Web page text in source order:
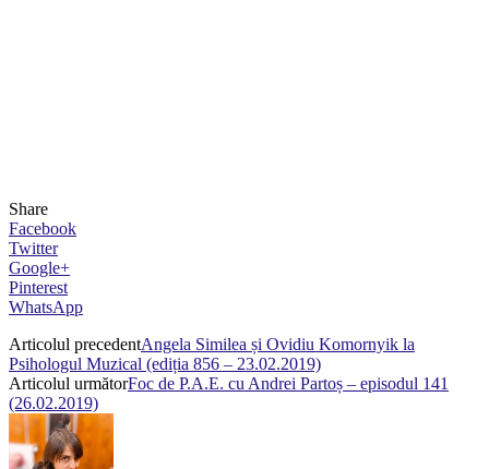
Share
Facebook
Twitter
Google+
Pinterest
WhatsApp
Articolul precedentAngela Similea și Ovidiu Komornyik la
Psihologul Muzical (ediția 856 – 23.02.2019)
Articolul următorFoc de P.A.E. cu Andrei Partoș – episodul 141
(26.02.2019)